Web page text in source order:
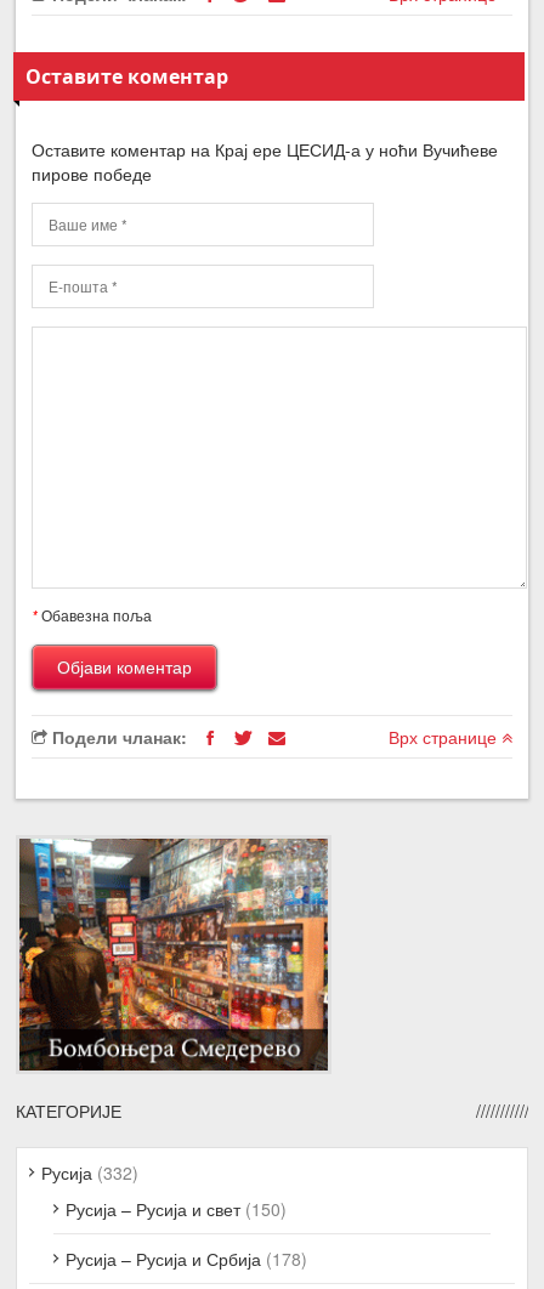
Оставите коментар
Оставите коментар на Крај ере ЦЕСИД-а у ноћи Вучићеве
пирове победе
*Обавезна поља
Подели чланак: Врх странице
КАТЕГОРИЈЕ
Русија (332)
Русија – Русија и свет(150)
Русија – Русија и Србија (178)